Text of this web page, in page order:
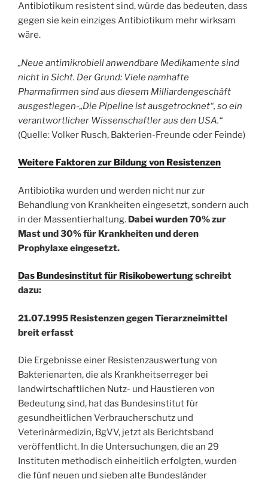
Antibiotikum resistent sind, würde das bedeuten, dass
gegen sie kein einziges Antibiotikum mehr wirksam
wäre.
„Neue antimikrobiell anwendbare Medikamente sind
nicht in Sicht. Der Grund: Viele namhafte
Pharmafirmen sind aus diesem Milliardengeschäft
ausgestiegen-„Die Pipeline ist ausgetrocknet“, so ein
verantwortlicher Wissenschaftler aus den USA.“
(Quelle: Volker Rusch, Bakterien-Freunde oder Feinde)
Weitere Faktoren zur Bildung von Resistenzen
Antibiotika wurden und werden nicht nur zur
Behandlung von Krankheiten eingesetzt, sondern auch
in der Massentierhaltung. Dabei wurden 70% zur
Mast und 30% für Krankheiten und deren
Prophylaxe eingesetzt.
Das Bundesinstitut für Risikobewertungschreibt
dazu:
21.07.1995 Resistenzen gegen Tierarzneimittel
breit erfasst
Die Ergebnisse einer Resistenzauswertung von
Bakterienarten, die als Krankheitserreger bei
landwirtschaftlichen Nutz- und Haustieren von
Bedeutung sind, hat das Bundesinstitut für
gesundheitlichen Verbraucherschutz und
Veterinärmedizin, BgVV, jetzt als Berichtsband
veröffentlicht. In die Untersuchungen, die an 29
Instituten methodisch einheitlich erfolgten, wurden
die fünf neuen und sieben alte Bundesländer